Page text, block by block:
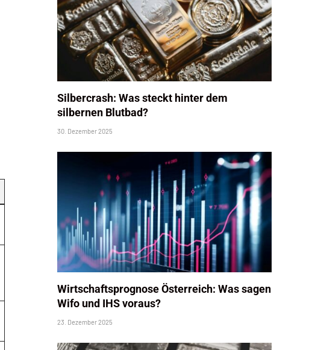
Silbercrash: Was steckt hinter dem
silbernen Blutbad?
30. Dezember 2025
Wirtschaftsprognose Österreich: Was sagen
Wifo und IHS voraus?
23. Dezember 2025